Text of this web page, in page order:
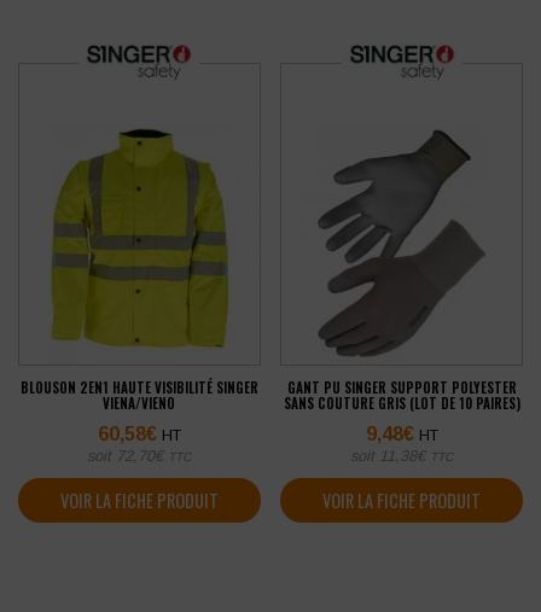
BLOUSON 2EN1 HAUTE VISIBILITÉ SINGER
VIENA/VIENO
60,58€ HT
soit 72,70€ TTC
VOIR LA FICHE PRODUIT
GANT PU SINGER SUPPORT POLYESTER
SANS COUTURE GRIS (LOT DE 10 PAIRES)
9,48€ HT
soit 11,38€ TTC
VOIR LA FICHE PRODUIT